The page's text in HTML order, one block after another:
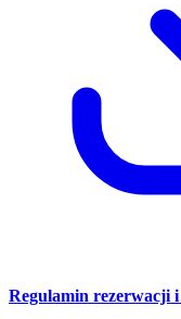
Regulamin rezerwacji